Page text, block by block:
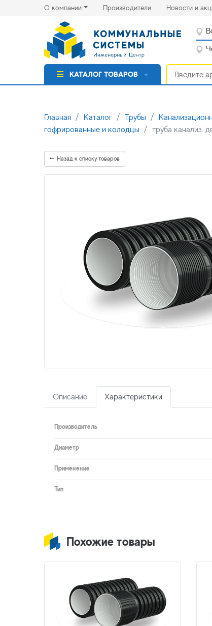
О компании Производители(current)Новости и
КАТАЛОГ ТОВАРОВ
Главная Каталог Трубы
гофрированные и колодцы
труба канализ.
Назад к списку товаров
Описание Характеристики
Производитель
Диаметр
Применение
Тип
Похожие товары